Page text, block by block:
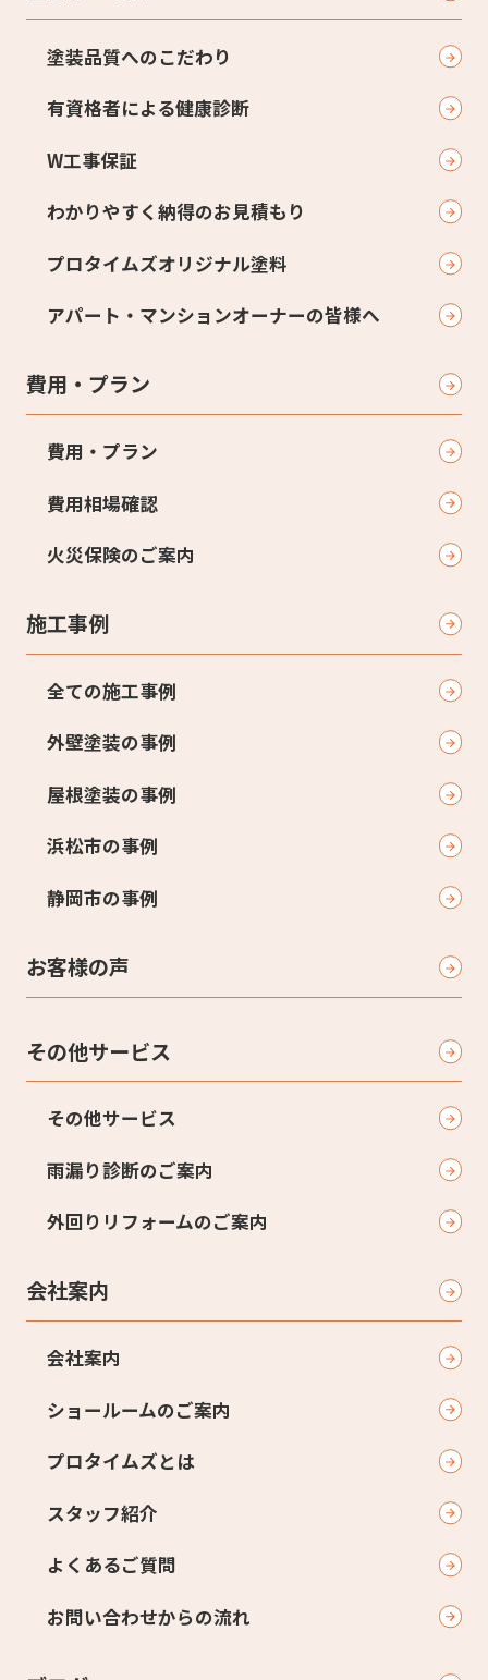
塗装品質へのこだわり
有資格者による健康診断
W工事保証
わかりやすく納得のお見積もり
プロタイムズオリジナル塗料
アパート・マンションオーナーの皆様へ
費用・プラン
費用・プラン
費用相場確認
火災保険のご案内
施工事例
全ての施工事例
外壁塗装の事例
屋根塗装の事例
浜松市の事例
静岡市の事例
お客様の声
その他サービス
その他サービス
雨漏り診断のご案内
外回りリフォームのご案内
会社案内
会社案内
ショールームのご案内
プロタイムズとは
スタッフ紹介
よくあるご質問
お問い合わせからの流れ